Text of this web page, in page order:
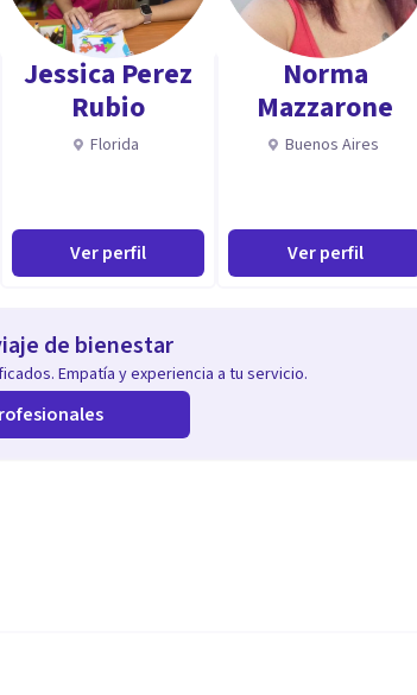
al máximo las horas dedicadas a tal fin...
y si estás embarazada o sobre todo si
Jessica Perez
Rubio
Florida
Ver perfil
Norma
Mazzarone
Buenos Aires
Ver perfil
de bienestar
Empatía y experiencia a tu servicio.